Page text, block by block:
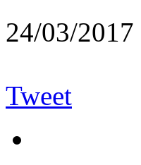
24/03/2017
Tweet